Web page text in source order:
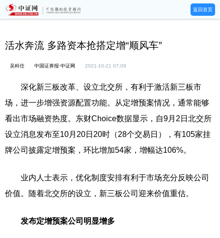
返回首页
活水奔流 多路资本抢搭定增“顺风车”
吴科任 中国证券报·中证网 2021-10-21 07:09
深化新三板改革、设立北交所，有利于激活新三板市
场，进一步增强资源配置功能。从定增预案情况，通常能够
看出市场融资热度。东财Choice数据显示，自9月2日北交所
设立消息发布至10月20日20时（28个交易日），有105家挂
牌公司披露定增预案，环比增加54家，增幅达106%。
业内人士表示，优化制度安排有利于市场充分反映公司
价值。随着北交所的设立，新三板公司迎来价值重估。
发布定增预案公司明显增多